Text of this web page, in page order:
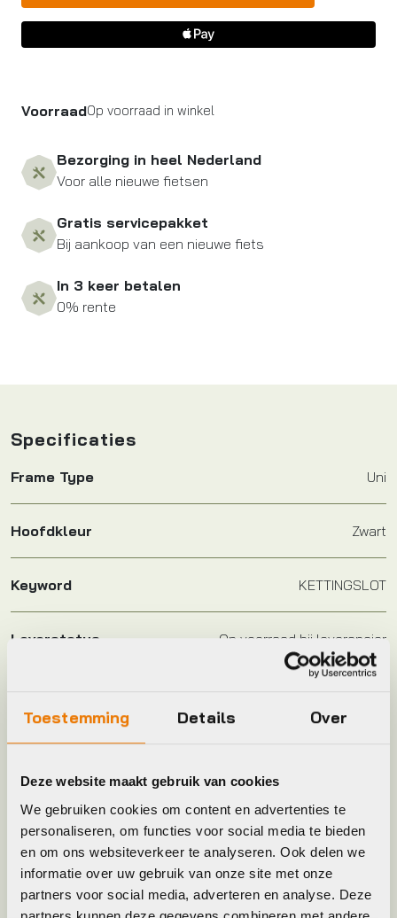
Toestemming Details Over
Deze website maakt gebruik van cookies
We gebruiken cookies om content en advertenties te
personaliseren, om functies voor social media te bieden
en om ons websiteverkeer te analyseren. Ook delen we
informatie over uw gebruik van onze site met onze
partners voor social media, adverteren en analyse. Deze
VoorraadOp voorraad in winkel
Bezorging in heel Nederland
Voor alle nieuwe fietsen
Gratis servicepakket
Bij aankoop van een nieuwe fiets
In 3 keer betalen
0% rente
Specificaties
Frame Type Uni
Hoofdkleur Zwart
Keyword KETTINGSLOT
Leverstatus Op voorraad bij leverancier
Plaatsbepaling
Merk
Jaar 2025
Kleur BLACK